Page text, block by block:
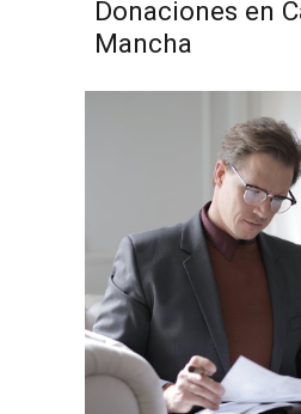
Donaciones en
Mancha